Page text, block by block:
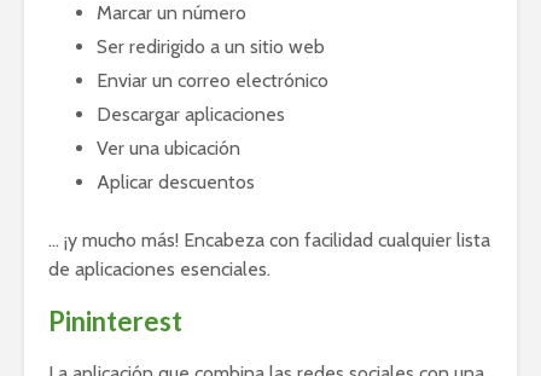
Marcar un número
Ser redirigido a un sitio web
Enviar un correo electrónico
Descargar aplicaciones
Ver una ubicación
Aplicar descuentos
… ¡y mucho más! Encabeza con facilidad cualquier lista
de aplicaciones esenciales.
Pininterest